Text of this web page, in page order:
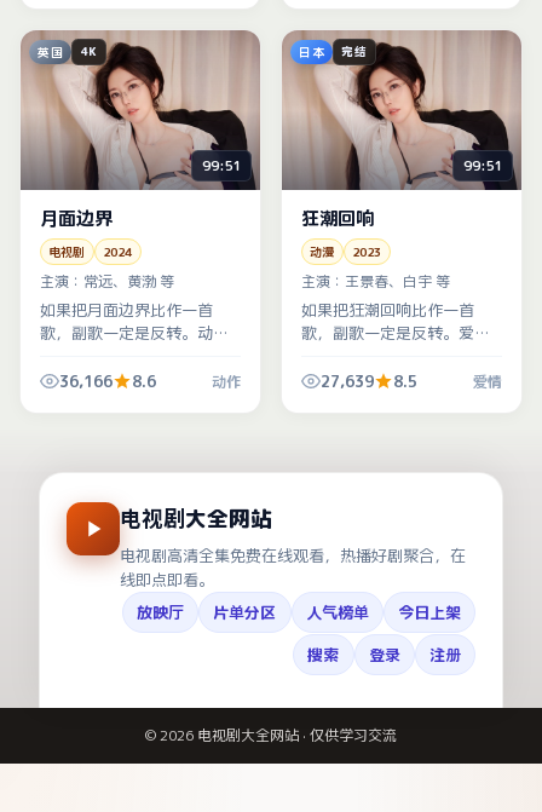
英国 4K
99:51
月面边界
电视剧 2024
主演： 常远、黄渤 等
如果把月面边界比作一首
歌，副歌一定是反转。动作
刻薄观察，适合喜欢烧脑的
36,166 8.6 动作
日本 完结
99:51
狂潮回响
动漫 2023
主演： 王景春、白宇 等
如果把狂潮回响比作一首
歌，副歌一定是反转。爱情
刻薄观察，适合喜欢烧脑的
27,639 8.5 爱情
电视剧大全网站
电视剧高清全集免费在线观看，热播好剧聚合，在
线即点即看。
放映厅
片单分区 人气榜单
今日上架
搜索
登录 注册
©2026 电视剧大全网站 · 仅供学习交流